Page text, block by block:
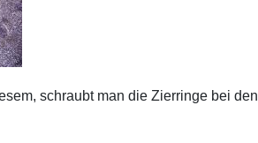
schraubt man die Zierringe bei den